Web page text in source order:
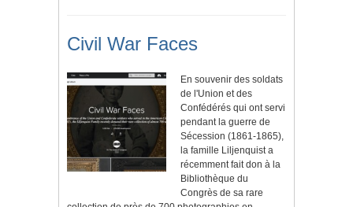
Civil War Faces
En souvenir des soldats
de l'Union et des
Confédérés qui ont servi
pendant la guerre de
Sécession (1861-1865),
la famille Liljenquist a
récemment fait don à la
Bibliothèque du
Congrès de sa rare